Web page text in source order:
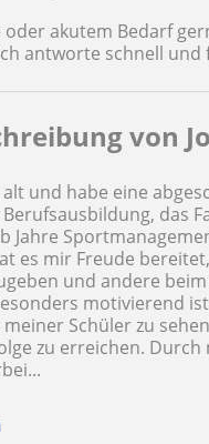
oder akutem Bedarf
antworte schnell und
von
alt und habe eine
das
Jahre
es mir Freude
und andere
motivierend
Schüler zu
zu erreichen. Durch